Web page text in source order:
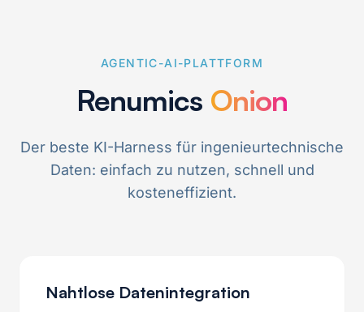
AGENTIC-AI-PLATTFORM
Renumics Onion
Der beste KI-Harness für ingenieurtechnische
Daten: einfach zu nutzen, schnell und
kosteneffizient.
Nahtlose Datenintegration